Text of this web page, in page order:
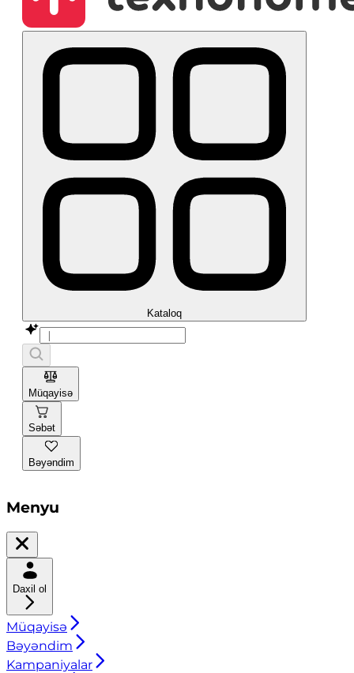
Kataloq
Müqayisə
Səbət
Bəyəndim
Menyu
Daxil ol
Müqayisə
Bəyəndim
Kampaniyalar